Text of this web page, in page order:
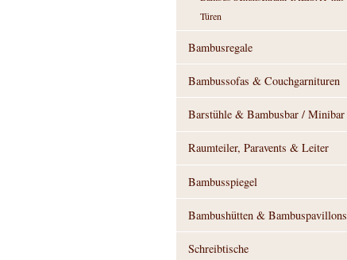
Türen
Bambusregale
Bambussofas & Couchgarnituren
Barstühle & Bambusbar / Minibar
Raumteiler, Paravents & Leiter
Bambusspiegel
Bambushütten & Bambuspavillons
Schreibtische